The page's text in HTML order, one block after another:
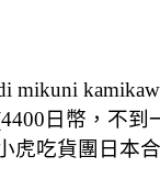
mikuni
日幣，不
虎吃貨團日本